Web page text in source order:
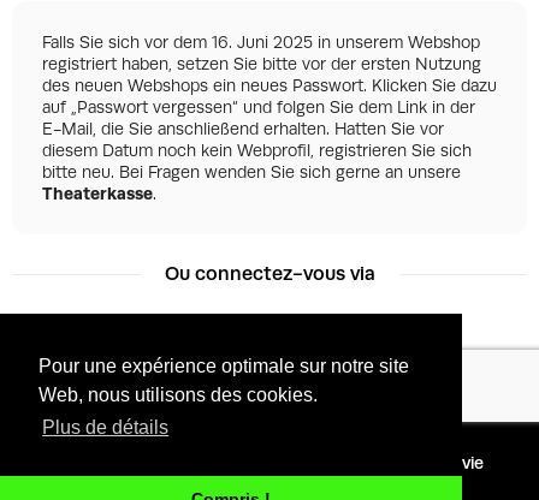
Pour une expérience optimale sur notre site
Web, nous utilisons des cookies.
Plus de détails
Falls Sie sich vor dem 16. Juni 2025 in unserem Webshop
registriert haben, setzen Sie bitte vor der ersten Nutzung
des neuen Webshops ein neues Passwort. Klicken Sie dazu
auf „Passwort vergessen“ und folgen Sie dem Link in der
E-Mail, die Sie anschließend erhalten. Hatten Sie vor
diesem Datum noch kein Webprofil, registrieren Sie sich
bitte neu. Bei Fragen wenden Sie sich gerne an unsere
Theaterkasse.
Ou connectez-vous via
Facebook
Tixly
Protection de la vie